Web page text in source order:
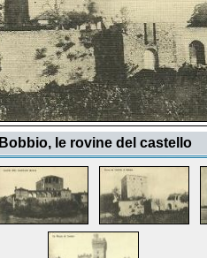
Bobbio, le rovine del castello